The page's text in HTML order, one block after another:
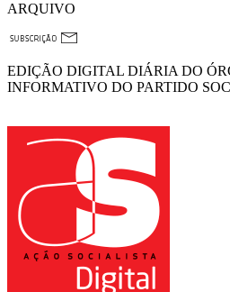
ARQUIVO
EDIÇÃO DIGITAL DIÁRIA DO
INFORMATIVO DO PARTIDO